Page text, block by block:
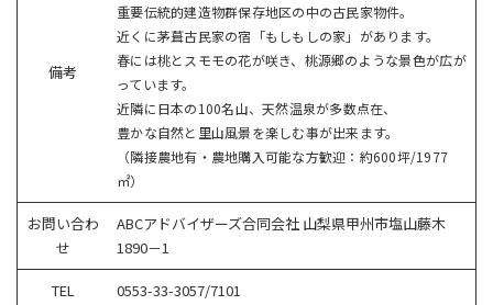
備考
重要伝統的建造物群保存地区の中の古民家物件。
近くに茅葺古民家の宿「もしもしの家」があります。
春には桃とスモモの花が咲き、桃源郷のような景色が広が
っています。
近隣に日本の100名山、天然温泉が多数点在、
豊かな自然と里山風景を楽しむ事が出来ます。
（隣接農地有・農地購入可能な方歓迎：約600坪/1977
㎡）
お問い合わ
せ
ABCアドバイザーズ合同会社 山梨県甲州市塩山藤木
1890－1
TEL 0553-33-3057/7101